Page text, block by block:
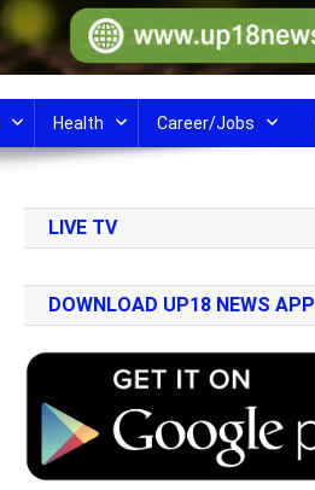
Health Career/Jobs
LIVE TV
DOWNLOAD UP18 NEWS APP